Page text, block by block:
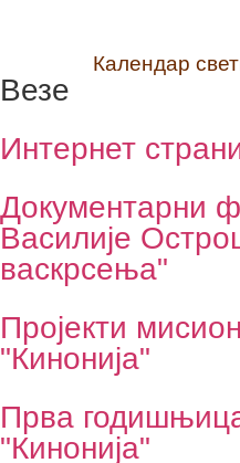
Календар
Везе
Интернет
Документарни
Василије
васкрсења"
Пројекти
"Кинонија"
Прва
"Кинонија"